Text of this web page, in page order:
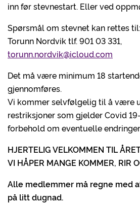
inn før stevnestart. Eller ved
Spørsmål om stevnet kan rettes til:
Torunn Nordvik tlf. 901 03 331,
torunn.nordvik@icloud.com
Det må være minimum 18
gjennomføres.
Vi kommer selvfølgelig til å være
restriksjoner som gjelder Covid
forbehold om eventuelle
HJERTELIG VELKOMMEN TIL
VI HÅPER MANGE KOMMER, RIR
Alle medlemmer må regne med
på litt dugnad.